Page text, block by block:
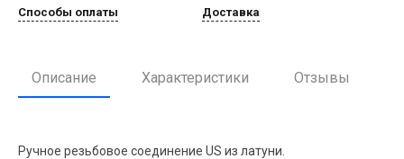
Способы оплаты Доставка
Описание Характеристики Отзывы
Ручное резьбовое соединение US из латуни.